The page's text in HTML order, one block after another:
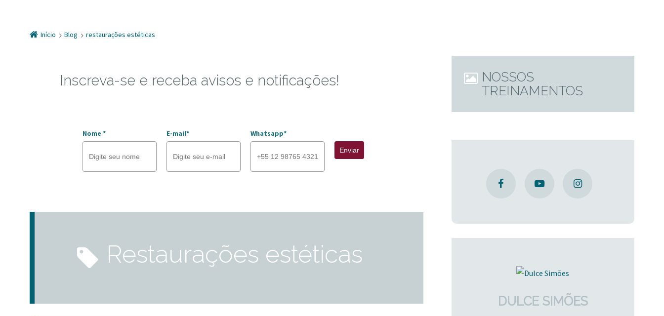
Início Blog restaurações estéticas
Inscreva-se e receba avisos e notificações!
Nome * E-mail* Whatsapp*
Enviar
restaurações estéticas
NOSSOS
TREINAMENTOS
DULCE SIMÕES